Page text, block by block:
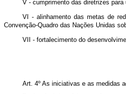
V - cumprimento das diretrizes
VI - alinhamento das metas de
Convenção-Quadro das Nações Unidas
VII - fortalecimento do
Art. 4º As iniciativas e as medidas